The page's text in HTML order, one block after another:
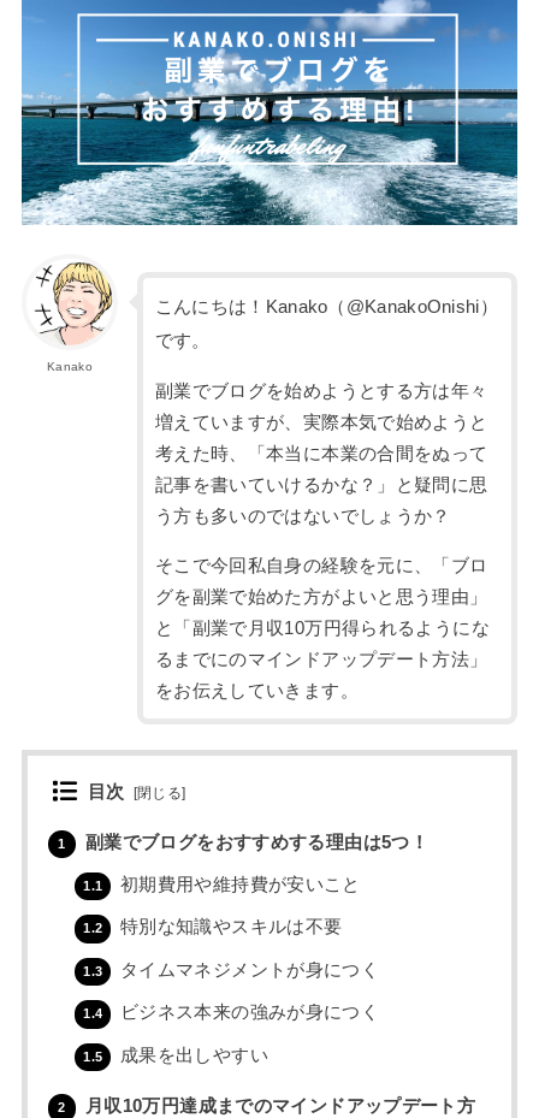
Kanako
こんにちは！Kanako（@KanakoOnishi）
です。
副業でブログを始めようとする方は年々
増えていますが、実際本気で始めようと
考えた時、「本当に本業の合間をぬって
記事を書いていけるかな？」と疑問に思
う方も多いのではないでしょうか？
そこで今回私自身の経験を元に、「ブロ
グを副業で始めた方がよいと思う理由」
と「副業で月収10万円得られるようにな
るまでにのマインドアップデート方法」
をお伝えしていきます。
目次 [閉じる]
1 副業でブログをおすすめする理由は5つ！
1.1 初期費用や維持費が安いこと
1.2 特別な知識やスキルは不要
1.3 タイムマネジメントが身につく
1.4 ビジネス本来の強みが身につく
1.5 成果を出しやすい
2
月収10万円達成までのマインドアップデート方